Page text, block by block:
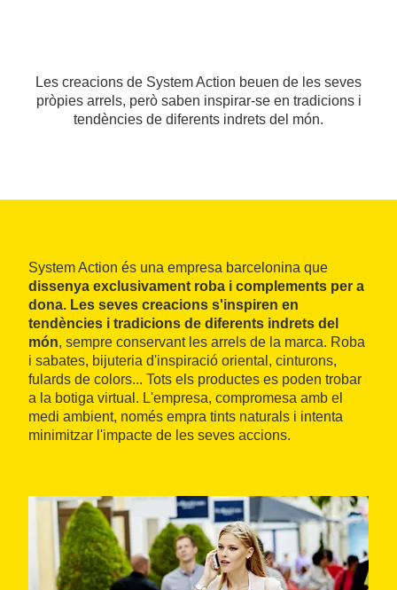
Les creacions de System Action beuen de les seves
pròpies arrels, però saben inspirar-se en tradicions i
tendències de diferents indrets del món.
System Action és una empresa barcelonina que
dissenya exclusivament roba i complements per a
dona. Les seves creacions s'inspiren en
tendències i tradicions de diferents indrets del
món, sempre conservant les arrels de la marca. Roba
i sabates, bijuteria d'inspiració oriental, cinturons,
fulards de colors... Tots els productes es poden trobar
a la botiga virtual. L'empresa, compromesa amb el
medi ambient, només empra tints naturals i intenta
minimitzar l'impacte de les seves accions.